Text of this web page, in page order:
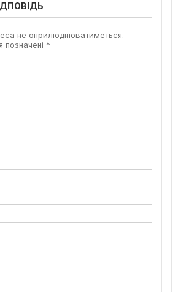
не оприлюднюватиметься.
позначені *